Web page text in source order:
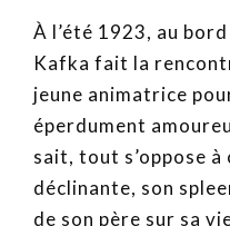
À l’été 1923, au
Kafka fait la
jeune animatrice
éperdument
sait, tout s’oppose
déclinante, son
de son père sur sa